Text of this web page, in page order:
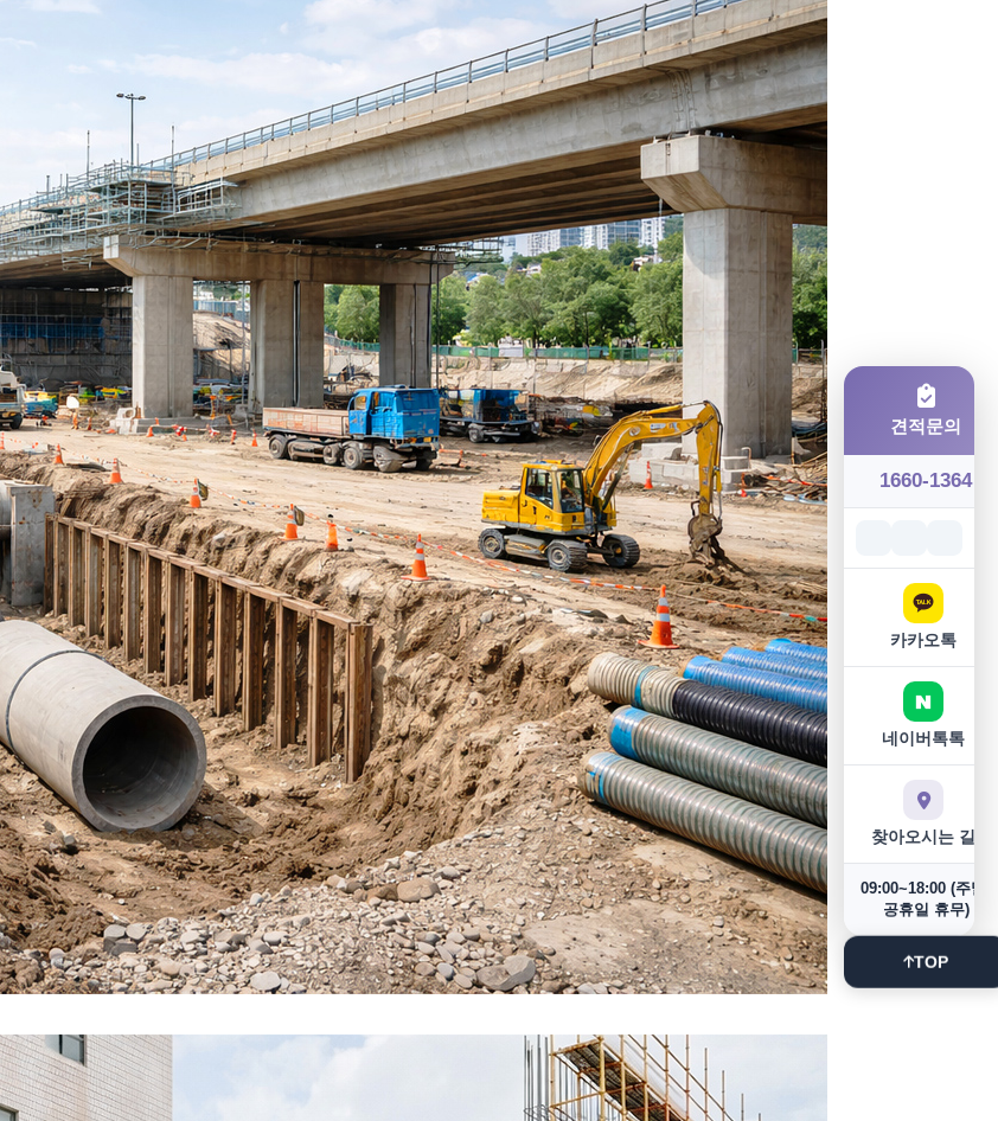
견적문의
1660-1364
카카오톡
네이버톡톡
찾아오시는 길
09:00~18:00 (주말/
공휴일 휴무)
TOP